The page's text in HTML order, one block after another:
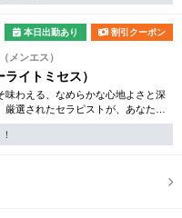
本日出勤あり 割引クーポン
メンエス）
イトミセス）
味わえる、なめらかな心地よさと深
選されたセラピストが、あなただ
エリアでワンランク上の癒しをお探